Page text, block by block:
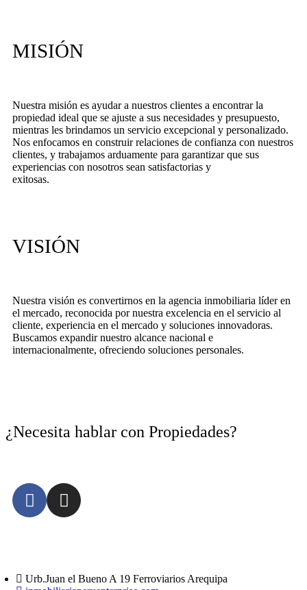
MISIÓN
Nuestra misión es ayudar a nuestros clientes a encontrar la
propiedad ideal que se ajuste a sus necesidades y presupuesto,
mientras les brindamos un servicio excepcional y personalizado.
Nos enfocamos en construir relaciones de confianza con nuestros
clientes, y trabajamos arduamente para garantizar que sus
experiencias con nosotros sean satisfactorias y
exitosas.
VISIÓN
Nuestra visión es convertirnos en la agencia inmobiliaria líder en
el mercado, reconocida por nuestra excelencia en el servicio al
cliente, experiencia en el mercado y soluciones innovadoras.
Buscamos expandir nuestro alcance nacional e
internacionalmente, ofreciendo soluciones personales.
¿Necesita hablar con Propiedades?
Urb.Juan el Bueno A 19 Ferroviarios Arequipa